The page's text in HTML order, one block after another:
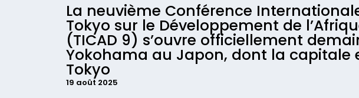
La neuvième Conférence
Tokyo sur le Développement de
(TICAD 9) s’ouvre officiellement
Yokohama au Japon, dont la capitale
Tokyo
19 août 2025